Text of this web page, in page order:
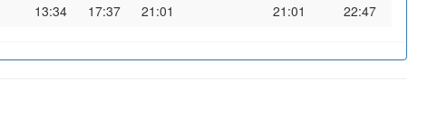
13:34 17:37 21:01 21:01 22:47